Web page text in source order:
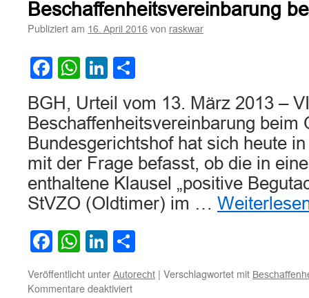
Beschaffenheitsvereinbarung
Publiziert am 16. April 2016 von raskwar
Facebook
WhatsApp
LinkedIn
BGH, Urteil vom 13. März 2013 –
Beschaffenheitsvereinbarung beim
Bundesgerichtshof hat sich heute
mit der Frage befasst, ob die in
enthaltene Klausel „positive
StVZO (Oldtimer) im …
Facebook
WhatsApp
LinkedIn
Veröffentlicht unter Autorecht | Verschlagwortet mit
Kommentare deaktiviertfür